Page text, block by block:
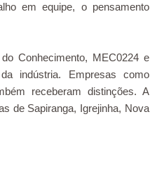
em equipe, o pensamento
Conhecimento, MEC0224 e
indústria. Empresas como
receberam distinções. A
de Sapiranga, Igrejinha, Nova